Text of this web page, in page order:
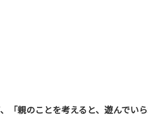
「親のことを考えると、遊んでい